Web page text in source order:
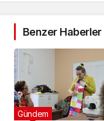
Benzer Haberler
Gündem